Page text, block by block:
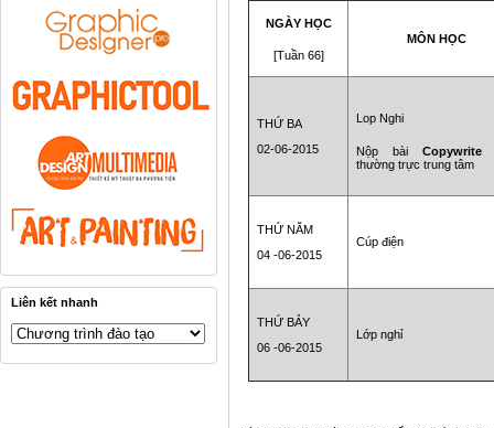
Liên kết nhanh
NGÀY HỌC
[Tuần 66]
MÔN HỌC
THỨ BA
02-06-2015
Lop Nghi
Nộp bàiCopywrite
thường trực trung tâm
THỨ NĂM
04 -06-2015
Cúp điện
THỨ BẢY
06 -06-2015
Lớp nghỉ